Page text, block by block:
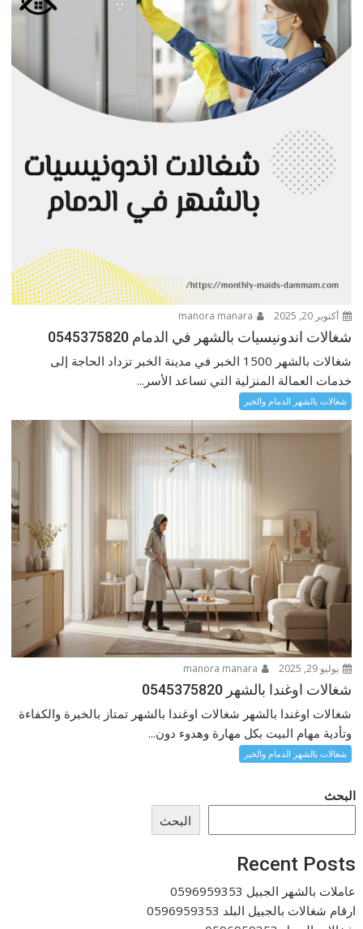
أكتوبر 20, 2025
شغالات اندونيسيات بالشهر في الدمام 0545375820
شغالات بالشهر 1500 الخبر في مدينة الخبر تزداد الحاجة إلى
خدمات العمالة المنزلية التي تساعد الأسر...
شغالات بالشهر الدمام والخبر
يوليو 29, 2025
شغالات اوغندا بالشهر 0545375820
شغالات اوغندا بالشهر شغالات اوغندا بالشهر تمتاز بالخبرة والكفاءة
وتأدية مهام البيت بكل مهارة وهدوء دون...
شغالات بالشهر الدمام والخبر
البحث
البحث
Recent Posts
عاملات بالشهر الجبيل 0596959353
ارقام شغالات بالجبيل البلد 0596959353